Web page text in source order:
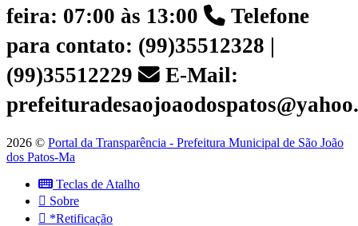
feira: 07:00 às 13:00
Telefone
para contato: (99)35512328 |
(99)35512229
E-Mail:
2026 © Portal da Transparência - Prefeitura Municipal de São João
dos Patos-Ma
Teclas de Atalho
Sobre
*Retificação